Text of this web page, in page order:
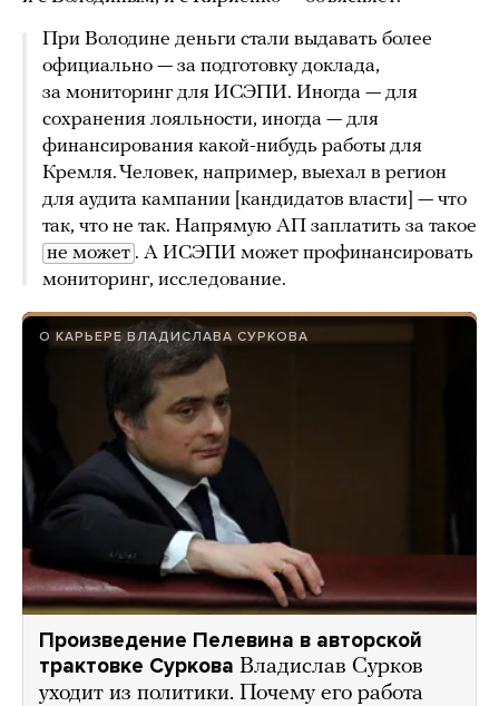
При Володине деньги стали выдавать более
официально — за подготовку доклада,
за мониторинг для ИСЭПИ. Иногда — для
сохранения лояльности, иногда — для
финансирования какой-нибудь работы для
Кремля. Человек, например, выехал в регион
для аудита кампании [кандидатов власти] — что
так, что не так. Напрямую АП заплатить за такое
не может . А ИСЭПИ может профинансировать
мониторинг, исследование.
О КАРЬЕРЕ ВЛАДИСЛАВА СУРКОВА
Произведение Пелевина в авторской
трактовке Суркова Владислав Сурков
уходит из политики. Почему его работа